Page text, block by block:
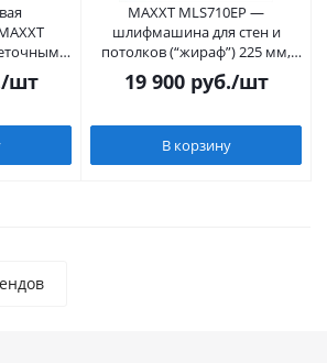
4,0
/шт
MAXXT MLS710EP —
шлифмашина для стен и
потолков (“жираф”) 225 мм,
710W, складная, телескоп 1,15–
1,65 м
19 900руб./шт
В корзину